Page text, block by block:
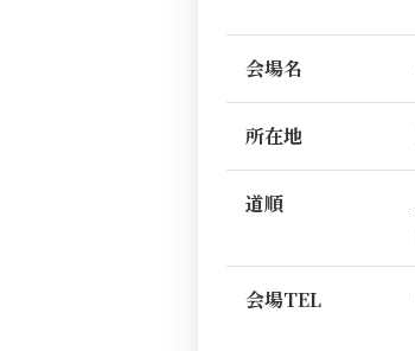
会場名
所在地
道順
会場TEL